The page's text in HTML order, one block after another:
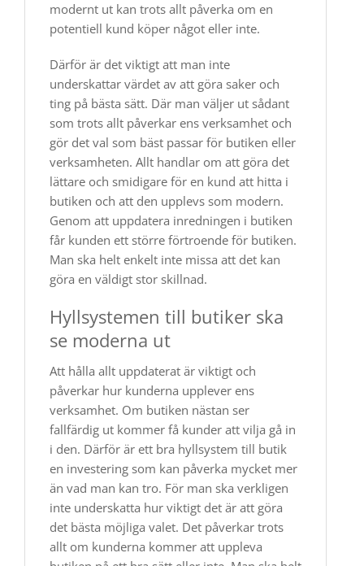
modernt ut kan trots allt påverka om en
potentiell kund köper något eller inte.
Därför är det viktigt att man inte
underskattar värdet av att göra saker och
ting på bästa sätt. Där man väljer ut sådant
som trots allt påverkar ens verksamhet och
gör det val som bäst passar för butiken eller
verksamheten. Allt handlar om att göra det
lättare och smidigare för en kund att hitta i
butiken och att den upplevs som modern.
Genom att uppdatera inredningen i butiken
får kunden ett större förtroende för butiken.
Man ska helt enkelt inte missa att det kan
göra en väldigt stor skillnad.
Hyllsystemen till butiker ska
se moderna ut
Att hålla allt uppdaterat är viktigt och
påverkar hur kunderna upplever ens
verksamhet. Om butiken nästan ser
fallfärdig ut kommer få kunder att vilja gå in
i den. Därför är ett bra hyllsystem till butik
en investering som kan påverka mycket mer
än vad man kan tro. För man ska verkligen
inte underskatta hur viktigt det är att göra
det bästa möjliga valet. Det påverkar trots
allt om kunderna kommer att uppleva